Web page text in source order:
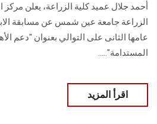
أحمد جلال عميد كلية الزراعة، يعلن مركز
الزراعة جامعة عين شمس عن مسابقة
عامها الثانى على التوالي بعنوان "دعم
المستدامة".....
اقرأ المزيد